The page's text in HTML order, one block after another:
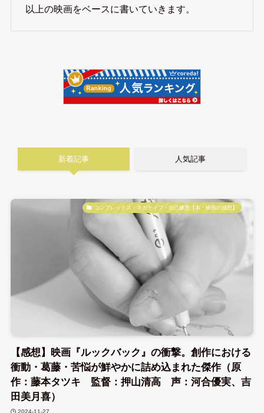
以上の映画をベースに書いていきます。
新着記事 人気記事
コンプレックス・ネガティブ・自己嫌悪【本・映画の感想】
【感想】映画『ルックバック』の衝撃。創作における
衝動・葛藤・苦悩が鮮やかに詰め込まれた傑作（原
作：藤本タツキ 監督：押山清高 声：河合優実、吉
田美月喜）
2024-11-27